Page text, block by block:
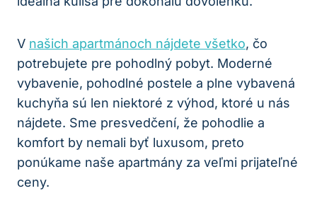
V našich apartmánoch nájdete všetko, čo
potrebujete pre pohodlný pobyt. Moderné
vybavenie, pohodlné postele a plne vybavená
kuchyňa sú len niektoré z výhod, ktoré u nás
nájdete. Sme presvedčení, že pohodlie a
komfort by nemali byť luxusom, preto
ponúkame naše apartmány za veľmi prijateľné
ceny.